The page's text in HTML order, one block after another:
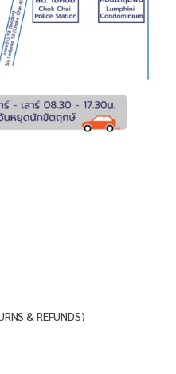
& REFUNDS)